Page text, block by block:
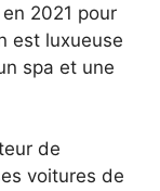
2021 pour
est luxueuse
spa et une
de
voitures de